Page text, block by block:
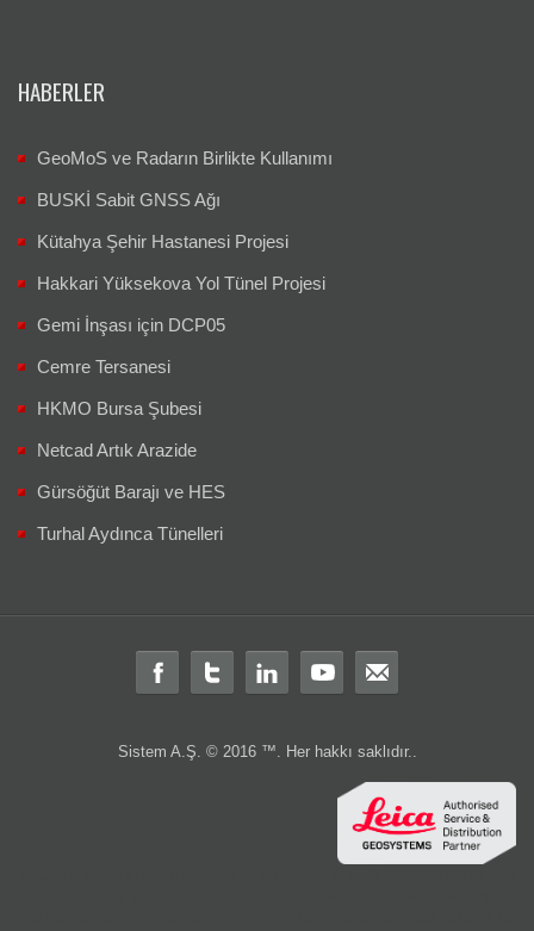
HABERLER
GeoMoS ve Radarın Birlikte Kullanımı
BUSKİ Sabit GNSS Ağı
Kütahya Şehir Hastanesi Projesi
Hakkari Yüksekova Yol Tünel Projesi
Gemi İnşası için DCP05
Cemre Tersanesi
HKMO Bursa Şubesi
Netcad Artık Arazide
Gürsöğüt Barajı ve HES
Turhal Aydınca Tünelleri
Sistem A.Ş. © 2016 ™. Her hakkı saklıdır..